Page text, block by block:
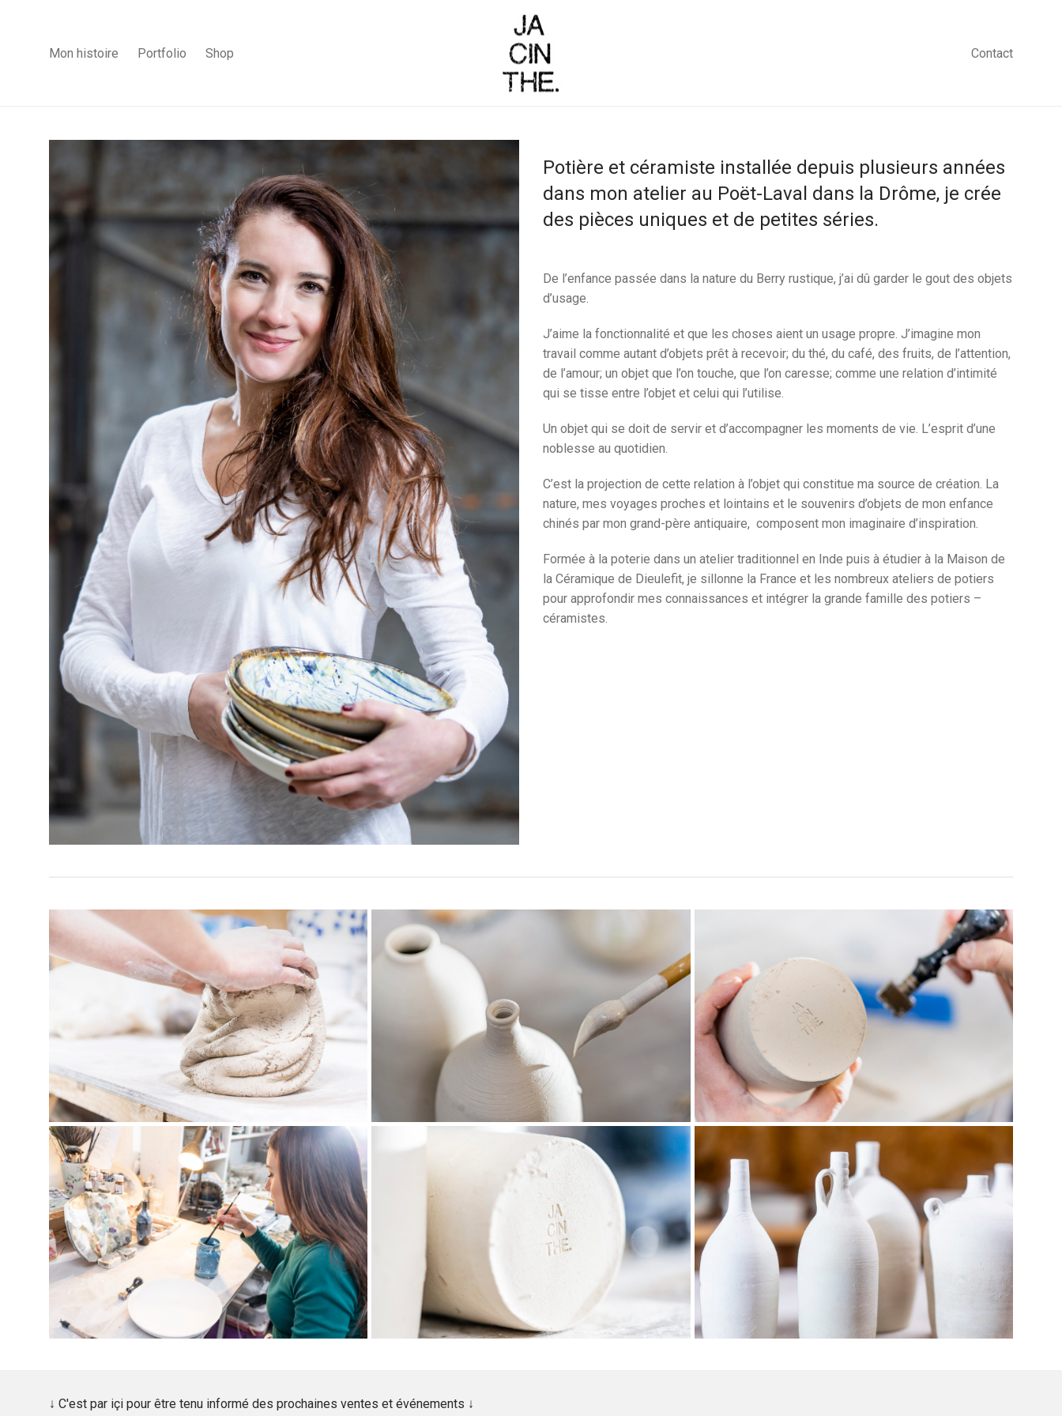
Mon histoire Portfolio Shop Contact
Potière et céramiste installée depuis plusieurs années
dans mon atelier au Poët-Laval dans la Drôme, je crée
des pièces uniques et de petites séries.
De l’enfance passée dans la nature du Berry rustique, j’ai dû garder le gout des objets
d’usage.
J’aime la fonctionnalité et que les choses aient un usage propre. J’imagine mon
travail comme autant d’objets prêt à recevoir; du thé, du café, des fruits, de l’attention,
de l’amour; un objet que l’on touche, que l’on caresse; comme une relation d’intimité
qui se tisse entre l’objet et celui qui l’utilise.
Un objet qui se doit de servir et d’accompagner les moments de vie. L’esprit d’une
noblesse au quotidien.
C’est la projection de cette relation à l’objet qui constitue ma source de création. La
nature, mes voyages proches et lointains et le souvenirs d’objets de mon enfance
chinés par mon grand-père antiquaire, composent mon imaginaire d’inspiration.
Formée à la poterie dans un atelier traditionnel en Inde puis à étudier à la Maison de
la Céramique de Dieulefit, je sillonne la France et les nombreux ateliers de potiers
pour approfondir mes connaissances et intégrer la grande famille des potiers –
céramistes.
↓ C'est par içi pour être tenu informé des prochaines ventes et événements ↓